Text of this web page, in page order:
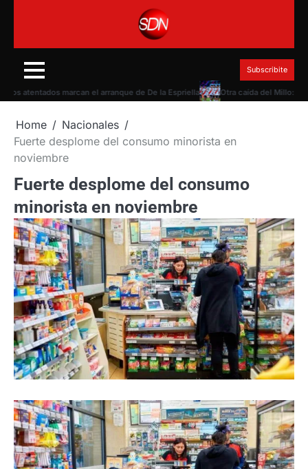
Subscribite
marcan el arranque de De la Espriella Otra caída del Millo: Tigre
Home
Nacionales
Fuerte desplome del consumo minorista en
noviembre
Fuerte desplome del consumo
minorista en noviembre